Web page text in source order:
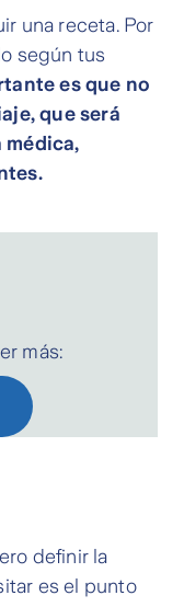
una receta. Por
según tus
es que no
que será
médica,
más:
definir la
es el punto